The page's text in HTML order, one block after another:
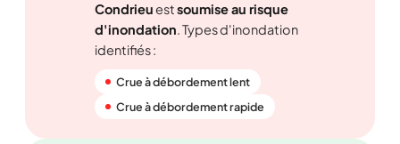
Condrieuestsoumise au risque
d'inondation. Types d'inondation
identifiés :
Crue à débordement lent
Crue à débordement rapide